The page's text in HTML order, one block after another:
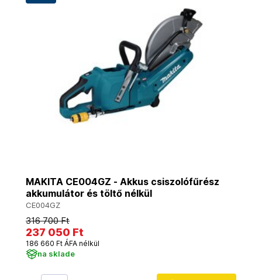
MAKITA CE004GZ - Akkus csiszolófűrész
akkumulátor és töltő nélkül
CE004GZ
316 700 Ft
237 050 Ft
186 660 Ft ÁFA nélkül
na sklade